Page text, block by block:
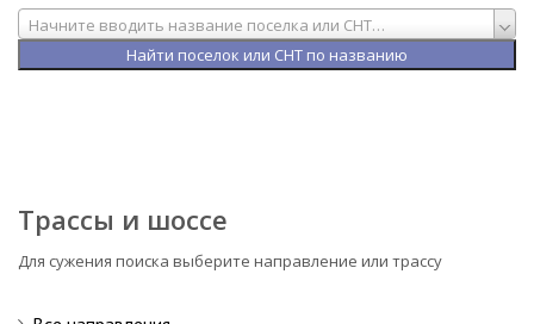
Начните вводить название поселка или СНТ…
Трассы и шоссе
Для сужения поиска выберите направление или трассу